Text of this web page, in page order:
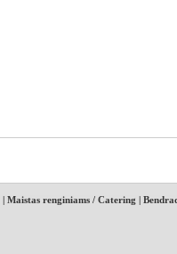
| Maistas renginiams / Catering |